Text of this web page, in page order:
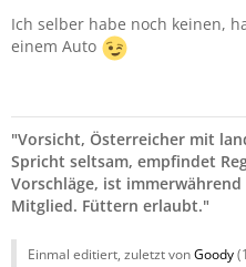
Ich selber habe noch keinen,
einem Auto
"Vorsicht, Österreicher mit
Spricht seltsam, empfindet
Vorschläge, ist
Mitglied. Füttern erlaubt."
Einmal editiert, zuletzt vonGoody(